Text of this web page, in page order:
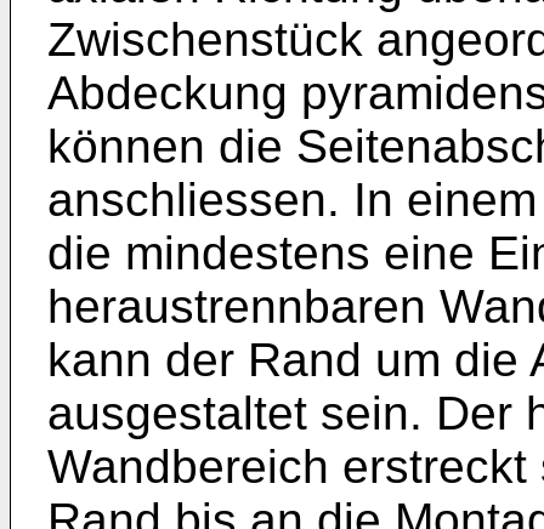
Zwischenstück
Abdeckung
können die
anschliessen. In
die mindestens eine
heraustrennbaren
kann der Rand um die
ausgestaltet sein. Der
Wandbereich